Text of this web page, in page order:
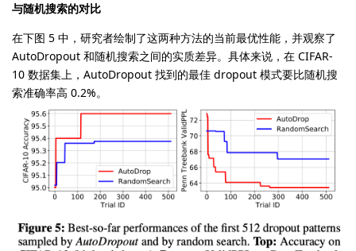
与随机搜索的对比
在下图 5 中，研究者绘制了这两种方法的当前最优性能，并观察了
AutoDropout 和随机搜索之间的实质差异。具体来说，在 CIFAR-
10 数据集上，AutoDropout 找到的最佳 dropout 模式要比随机搜
索准确率高 0.2%。